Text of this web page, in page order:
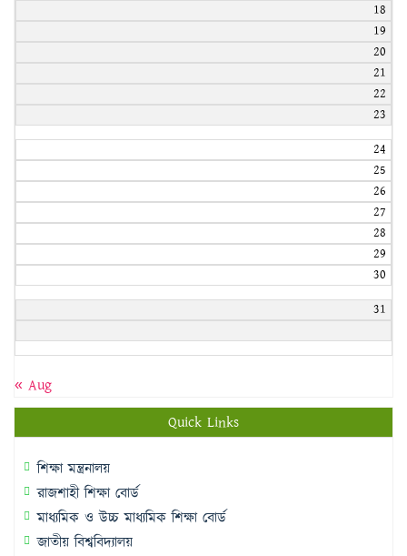
18
19
20
21
22
23
24
25
26
27
28
29
30
31
« Aug
Quick Links
শিক্ষা মন্ত্রনালয়
রাজশাহী শিক্ষা বোর্ড
মাধ্যমিক ও উচ্চ মাধ্যমিক শিক্ষা বোর্ড
জাতীয় বিশ্ববিদ্যালয়